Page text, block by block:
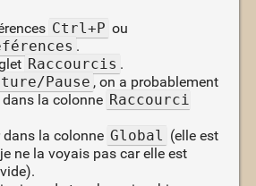
Ctrl+P ou
.
Raccourcis .
Pause , on a probablement
dans la colonne Raccourci
dans la colonne Global
(elle est
ne la voyais pas car elle est